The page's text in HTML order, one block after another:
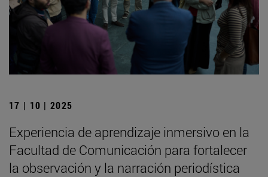
17 | 10 | 2025
Experiencia de aprendizaje inmersivo en la
Facultad de Comunicación para fortalecer
la observación y la narración periodística